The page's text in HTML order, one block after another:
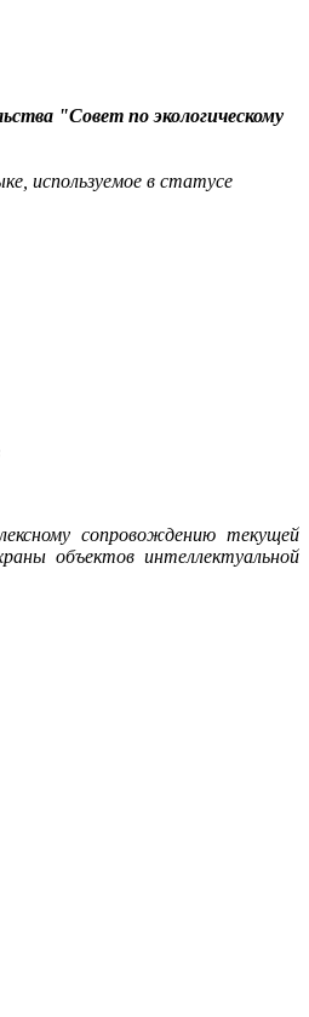
"Совет по экологическому
используемое в статусе
сопровождению текущей
объектов интеллектуальной